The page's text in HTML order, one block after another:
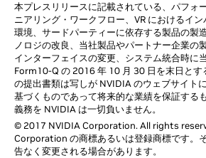
本プレスリリースに記載されている、パフォ
ニアリング・ワークフロー、VR におけるイ
環境、サードパーティーに依存する製品の製
ノロジの改良、当社製品やパートナー企業
インターフェイスの変更、システム統合時に
Form10-Q の 2016 年 10 月 30 日を末日とす
の提出書類は写しが NVIDIA のウェブサイト
基づくものであって将来的な業績を保証する
義務を NVIDIA は一切負いません。
© 2017 NVIDIA Corporation. All rights
Corporation の商標あるいは登録商標です。
告なく変更される場合があります。